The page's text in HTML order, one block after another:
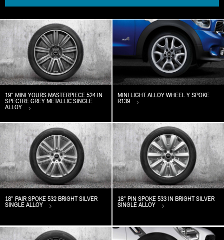
19" MINI YOURS MASTERPIECE 524 IN
SPECTRE GREY METALLIC SINGLE
ALLOY
MINI LIGHT ALLOY WHEEL Y SPOKE
R139
18" PAIR SPOKE 532 BRIGHT SILVER
SINGLE ALLOY
18" PIN SPOKE 533 IN BRIGHT SILVER
SINGLE ALLOY